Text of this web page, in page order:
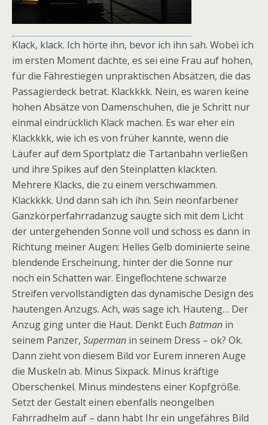
Klack, klack. Ich hörte ihn, bevor ich ihn sah. Wobei ich
im ersten Moment dachte, es sei eine Frau auf hohen,
für die Fährestiegen unpraktischen Absätzen, die das
Passagierdeck betrat. Klackkkk. Nein, es waren keine
hohen Absätze von Damenschuhen, die je Schritt nur
einmal eindrücklich Klack machen. Es war eher ein
Klackkkk, wie ich es von früher kannte, wenn die
Läufer auf dem Sportplatz die Tartanbahn verließen
und ihre Spikes auf den Steinplatten klackten.
Mehrere Klacks, die zu einem verschwammen.
Klackkkk. Und dann sah ich ihn. Sein neonfarbener
Ganzkörperfahrradanzug saugte sich mit dem Licht
der untergehenden Sonne voll und schoss es dann in
Richtung meiner Augen: Helles Gelb dominierte seine
blendende Erscheinung, hinter der die Sonne nur
noch ein Schatten war. Eingeflochtene schwarze
Streifen vervollständigten das dynamische Design des
hautengen Anzugs. Ach, was sage ich. Hauteng… Der
Anzug ging unter die Haut. Denkt Euch Batman in
seinem Panzer, Superman in seinem Dress – ok? Ok.
Dann zieht von diesem Bild vor Eurem inneren Auge
die Muskeln ab. Minus Sixpack. Minus kräftige
Oberschenkel. Minus mindestens einer Kopfgröße.
Setzt der Gestalt einen ebenfalls neongelben
Fahrradhelm auf – dann habt Ihr ein ungefähres Bild